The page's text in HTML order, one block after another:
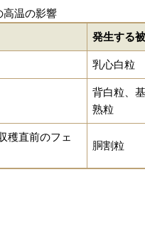
高温の影響
発生する
乳心白粒
背白粒、
熟粒
穫直前のフェ
胴割粒